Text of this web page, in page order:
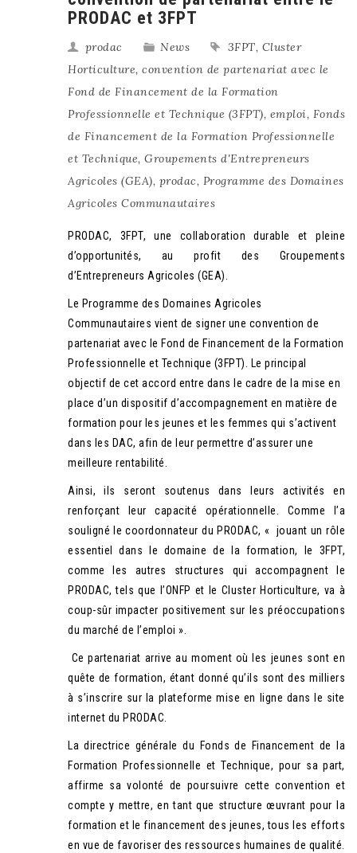
PRODAC et 3FPT
prodac News 3FPT, Cluster
Horticulture, convention de partenariat avec le
Fond de Financement de la Formation
Professionnelle et Technique (3FPT), emploi, Fonds
de Financement de la Formation Professionnelle
et Technique, Groupements d'Entrepreneurs
Agricoles (GEA), prodac, Programme des Domaines
Agricoles Communautaires
PRODAC, 3FPT, une collaboration durable et pleine
d’opportunités, au profit des Groupements
d’Entrepreneurs Agricoles (GEA).
Le Programme des Domaines Agricoles
Communautaires vient de signer une convention de
partenariat avec le Fond de Financement de la Formation
Professionnelle et Technique (3FPT). Le principal
objectif de cet accord entre dans le cadre de la mise en
place d’un dispositif d’accompagnement en matière de
formation pour les jeunes et les femmes qui s’activent
dans les DAC, afin de leur permettre d’assurer une
meilleure rentabilité.
Ainsi, ils seront soutenus dans leurs activités en
renforçant leur capacité opérationnelle. Comme l’a
souligné le coordonnateur du PRODAC, « jouant un rôle
essentiel dans le domaine de la formation, le 3FPT,
comme les autres structures qui accompagnent le
PRODAC, tels que l’ONFP et le Cluster Horticulture, va à
coup-sûr impacter positivement sur les préoccupations
du marché de l’emploi ».
Ce partenariat arrive au moment où les jeunes sont en
quête de formation, étant donné qu’ils sont des milliers
à s’inscrire sur la plateforme mise en ligne dans le site
internet du PRODAC.
La directrice générale du Fonds de Financement de la
Formation Professionnelle et Technique, pour sa part,
affirme sa volonté de poursuivre cette convention et
compte y mettre, en tant que structure œuvrant pour la
formation et le financement des jeunes, tous les efforts
en vue de favoriser des ressources humaines de qualité.